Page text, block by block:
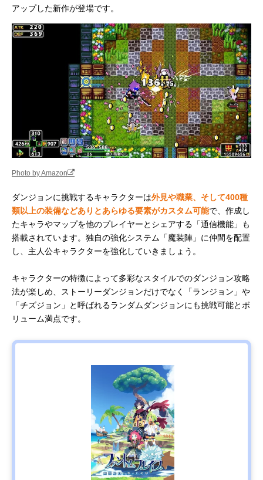
アップした新作が登場です。
Photo by Amazon
ダンジョンに挑戦するキャラクターは外見や職業、そして400種
類以上の装備などありとあらゆる要素がカスタム可能で、作成し
たキャラやマップを他のプレイヤーとシェアする「通信機能」も
搭載されています。独自の強化システム「魔装陣」に仲間を配置
し、主人公キャラクターを強化していきましょう。
キャラクターの特徴によって多彩なスタイルでのダンジョン攻略
法が楽しめ、ストーリーダンジョンだけでなく「ランジョン」や
「チズジョン」と呼ばれるランダムダンジョンにも挑戦可能とボ
リューム満点です。